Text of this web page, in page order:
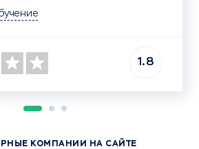
1.8
КОМПАНИИ НА САЙТЕ